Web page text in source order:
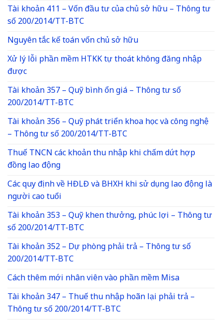
Tài khoản 411 – Vốn đầu tư của chủ sở hữu – Thông tư
số 200/2014/TT-BTC
Nguyên tắc kế toán vốn chủ sở hữu
Xử lý lỗi phần mềm HTKK tự thoát không đăng nhập
được
Tài khoản 357 – Quỹ bình ổn giá – Thông tư số
200/2014/TT-BTC
Tài khoản 356 – Quỹ phát triển khoa học và công nghệ
– Thông tư số 200/2014/TT-BTC
Thuế TNCN các khoản thu nhập khi chấm dứt hợp
đồng lao động
Các quy định về HĐLĐ và BHXH khi sử dụng lao động là
người cao tuổi
Tài khoản 353 – Quỹ khen thưởng, phúc lợi – Thông tư
số 200/2014/TT-BTC
Tài khoản 352 – Dự phòng phải trả – Thông tư số
200/2014/TT-BTC
Cách thêm mới nhân viên vào phần mềm Misa
Tài khoản 347 – Thuế thu nhập hoãn lại phải trả –
Thông tư số 200/2014/TT-BTC